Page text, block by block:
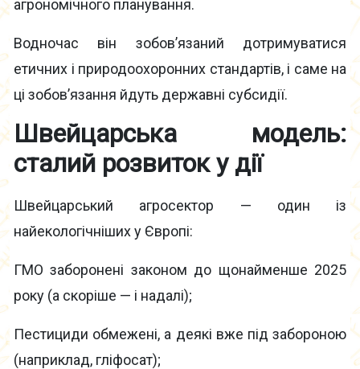
агрономічного планування.
Водночас він зобов’язаний дотримуватися
етичних і природоохоронних стандартів, і саме на
ці зобов’язання йдуть державні субсидії.
Швейцарська модель:
сталий розвиток у дії
Швейцарський агросектор — один із
найекологічніших у Європі:
ГМО заборонені законом до щонайменше 2025
року (а скоріше — і надалі);
Пестициди обмежені, а деякі вже під забороною
(наприклад, гліфосат);